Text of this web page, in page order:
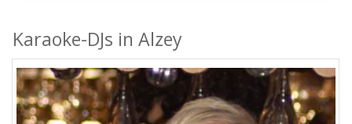
Karaoke-DJs in Alzey